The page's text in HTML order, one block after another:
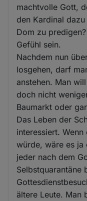
machtvolle Gott,
den Kardinal
Dom zu
Gefühl sein.
Nachdem nun
losgehen, darf
anstehen. Man
doch nicht
Baumarkt oder
Das Leben der
interessiert.
würde, wäre es ja
jeder nach dem
Selbstquarantäne
ältere Leute. Man